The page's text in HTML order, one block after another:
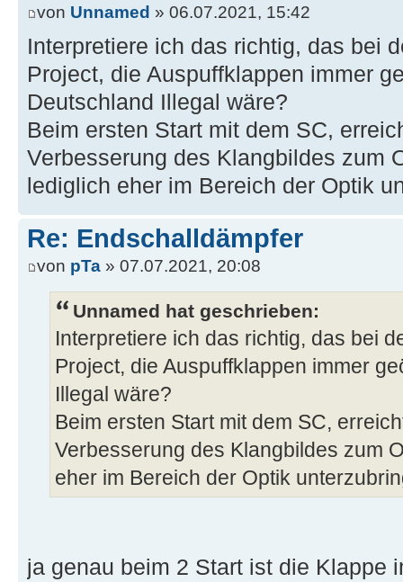
von Unnamed » 06.07.2021, 15:42
Interpretiere ich das richtig, das bei
Project, die Auspuffklappen immer
Deutschland Illegal wäre?
Beim ersten Start mit dem SC,
Verbesserung des Klangbildes zum
lediglich eher im Bereich der Optik
Re: Endschalldämpfer
von pTa » 07.07.2021, 20:08
Unnamed hat geschrieben:
Interpretiere ich das richtig, das bei
Project, die Auspuffklappen immer
Illegal wäre?
Beim ersten Start mit dem SC,
Verbesserung des Klangbildes zum
eher im Bereich der Optik
ja genau beim 2 Start ist die Klappe